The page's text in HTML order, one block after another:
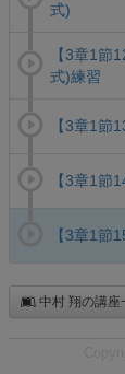
式)
【3章1節
式)練習
【3章1節
【3章1節
【3章1節
中村 翔の講座